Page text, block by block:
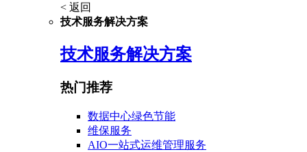
< 返回
技术服务解决方案
技术服务解决方案
热门推荐
数据中心绿色节能
维保服务
AIO一站式运维管理服务